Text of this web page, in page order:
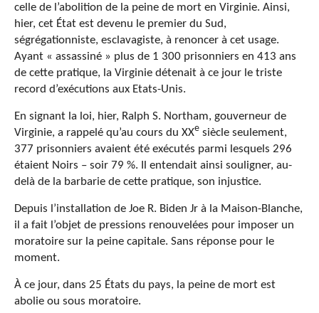
celle de l’abolition de la peine de mort en Virginie. Ainsi,
hier, cet État est devenu le premier du Sud,
ségrégationniste, esclavagiste, à renoncer à cet usage.
Ayant « assassiné » plus de 1 300 prisonniers en 413 ans
de cette pratique, la Virginie détenait à ce jour le triste
record d’exécutions aux Etats-Unis.
En signant la loi, hier, Ralph S. Northam, gouverneur de
Virginie, a rappelé qu’au cours du XXe siècle seulement,
377 prisonniers avaient été exécutés parmi lesquels 296
étaient Noirs – soir 79 %. Il entendait ainsi souligner, au-
delà de la barbarie de cette pratique, son injustice.
Depuis l’installation de Joe R. Biden Jr à la Maison-Blanche,
il a fait l’objet de pressions renouvelées pour imposer un
moratoire sur la peine capitale. Sans réponse pour le
moment.
À ce jour, dans 25 États du pays, la peine de mort est
abolie ou sous moratoire.